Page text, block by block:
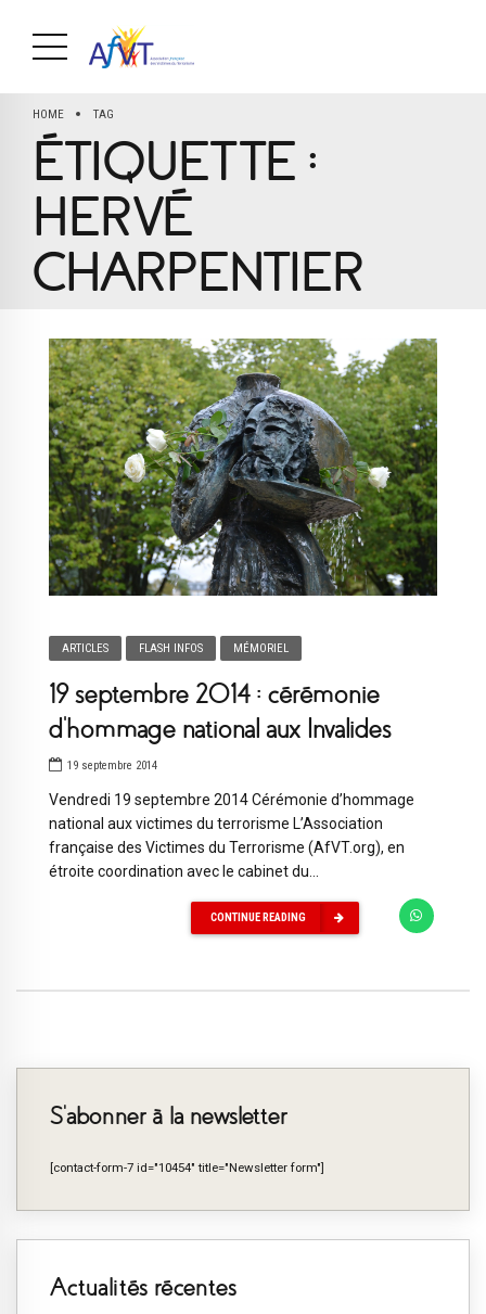
HOME TAG
ÉTIQUETTE :
HERVÉ
CHARPENTIER
ARTICLES FLASH INFOS MÉMORIEL
19 septembre 2014 : cérémonie
d’hommage national aux Invalides
19 septembre 2014
Vendredi 19 septembre 2014 Cérémonie d’hommage
national aux victimes du terrorisme L’Association
française des Victimes du Terrorisme (AfVT.org), en
étroite coordination avec le cabinet du...
CONTINUE READING
S’abonner à la newsletter
[contact-form-7 id="10454" title="Newsletter form"]
Actualités récentes